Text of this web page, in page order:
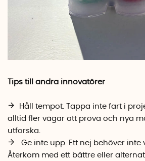
Tips till andra innovatörer
Håll tempot. Tappa inte fart i
alltid fler vägar att prova och nya
utforska.
Ge inte upp. Ett nej behöver inte
Återkom med ett bättre eller